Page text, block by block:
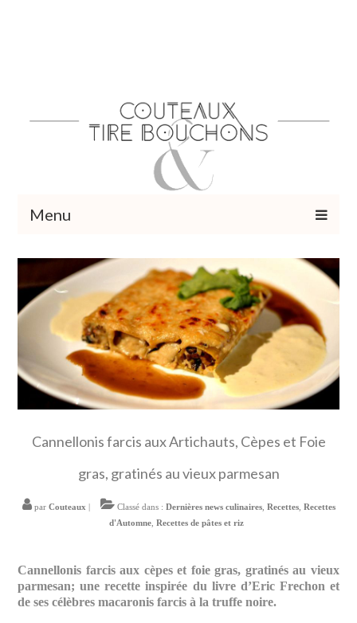
Menu
Recettes
Vins et cocktails
Restaurants – Sorties
Food Trotter
Cannellonis farcis aux Artichauts, Cèpes et Foie
gras, gratinés au vieux parmesan
par Couteaux| Classé dans : Dernières news culinaires, Recettes, Recettes
d'Automne, Recettes de pâtes et riz
Cannellonis farcis aux cèpes et foie gras, gratinés au vieux
parmesan; une recette inspirée du livre d’Eric Frechon et
de ses célèbres macaronis farcis à la truffe noire.